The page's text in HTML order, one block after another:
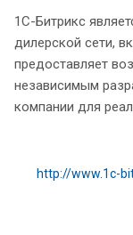
1С-Битрикс
дилерской сети,
предоставляет
независимым
компании для
http://www.1c-